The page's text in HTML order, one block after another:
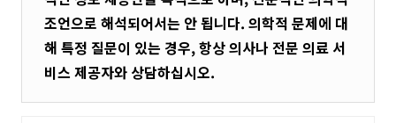
조언으로 해석되어서는 안 됩니다. 의학적 문제에 대
해 특정 질문이 있는 경우, 항상 의사나 전문 의료 서
비스 제공자와 상담하십시오.